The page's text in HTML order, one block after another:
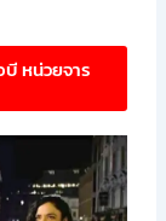
หน่วยจาร